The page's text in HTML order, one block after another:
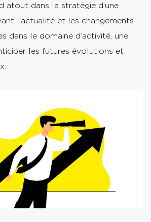
atout dans la stratégie d’une
l’actualité et les changements
dans le domaine d’activité, une
les futures évolutions et